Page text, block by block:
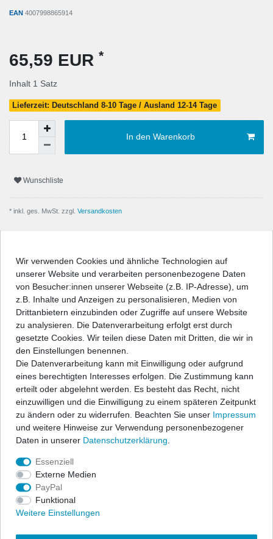
EAN 4007998865914
65,59 EUR *
Inhalt 1 Satz
Lieferzeit: Deutschland 8-10 Tage / Ausland 12-14 Tage
In den Warenkorb
Wunschliste
* inkl. ges. MwSt. zzgl. Versandkosten
Beschreibung
Angaben Produktsicherheit
Passform-Fußmatten:
- passgenau nach Form des Fußraums
- hochwertige, strapazierfähige Velourqualität (ca. 600g/m²) mit
- Antirutsch-Schutz auf der Unterseite
Befestigungssystem, oder im Lieferumfang befinden sich
entsprechende Befestigungsteile zur Fixierung der Matten, wenn
benötigt wird.
- Material:100% Polyamid, Velour (ca. 600g/m²)
Wir verwenden Cookies und ähnliche Technologien auf
unserer Website und verarbeiten personenbezogene Daten
von Besucher:innen unserer Webseite (z.B. IP-Adresse), um
z.B. Inhalte und Anzeigen zu personalisieren, Medien von
Drittanbietern einzubinden oder Zugriffe auf unsere Website
zu analysieren. Die Datenverarbeitung erfolgt erst durch
gesetzte Cookies. Wir teilen diese Daten mit Dritten, die wir in
den Einstellungen benennen.
Die Datenverarbeitung kann mit Einwilligung oder aufgrund
eines berechtigten Interesses erfolgen. Die Zustimmung kann
erteilt oder abgelehnt werden. Es besteht das Recht, nicht
einzuwilligen und die Einwilligung zu einem späteren Zeitpunkt
zu ändern oder zu widerrufen. Beachten Sie unser Impressum
und weitere Hinweise zur Verwendung personenbezogener
Daten in unserer Daten­schutz­erklärung
Essenziell
Externe Medien
PayPal
Funktional
Weitere Einstellungen